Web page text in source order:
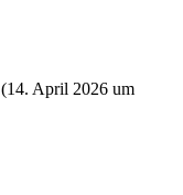
(14. April 2026 um